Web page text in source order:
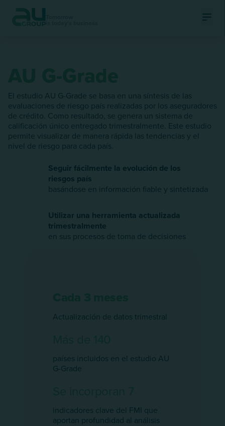
is today's business
El estudio AU G-Grade se basa en una síntesis de las
evaluaciones de riesgo país realizadas por los aseguradores
de crédito. Como resultado, se genera un sistema de
calificación único entregado trimestralmente. Este estudio
permite visualizar de manera rápida las tendencias y el
nivel de riesgo para cada país.
Seguir fácilmente la evolución de los
riesgos país
basándose en información fiable y sintetizada
Utilizar una herramienta actualizada
trimestralmente
en sus procesos de toma de decisiones
Actualización de datos trimestral
países incluidos en el estudio AU
G-Grade
indicadores clave del FMI que
aportan profundidad al análisis